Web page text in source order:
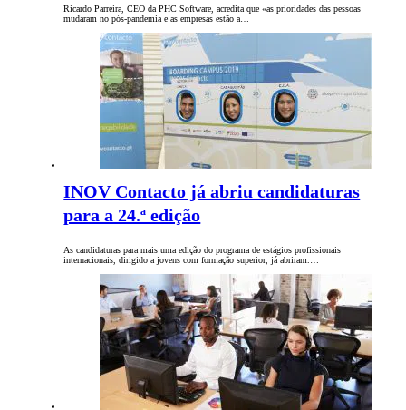
Ricardo Parreira, CEO da PHC Software, acredita que «as prioridades das pessoas
mudaram no pós-pandemia e as empresas estão a…
INOV Contacto já abriu candidaturas
para a 24.ª edição
As candidaturas para mais uma edição do programa de estágios profissionais
internacionais, dirigido a jovens com formação superior, já abriram.…